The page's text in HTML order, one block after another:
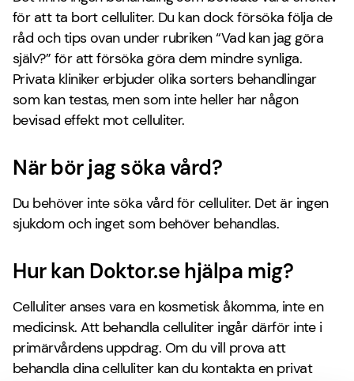
för att ta bort celluliter. Du kan dock försöka följa de
råd och tips ovan under rubriken “Vad kan jag göra
själv?” för att försöka göra dem mindre synliga.
Privata kliniker erbjuder olika sorters behandlingar
som kan testas, men som inte heller har någon
bevisad effekt mot celluliter.
När bör jag söka vård?
Du behöver inte söka vård för celluliter. Det är ingen
sjukdom och inget som behöver behandlas.
Hur kan Doktor.se hjälpa mig?
Celluliter anses vara en kosmetisk åkomma, inte en
medicinsk. Att behandla celluliter ingår därför inte i
primärvårdens uppdrag. Om du vill prova att
behandla dina celluliter kan du kontakta en privat